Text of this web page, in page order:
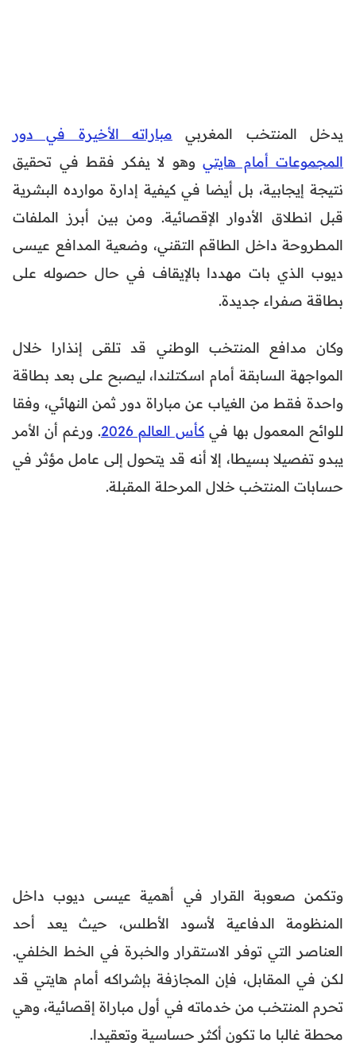
يدخل المنتخب المغربي مباراته الأخيرة في دور
المجموعات أمام هايتي وهو لا يفكر فقط في تحقيق
نتيجة إيجابية، بل أيضا في كيفية إدارة موارده البشرية
قبل انطلاق الأدوار الإقصائية. ومن بين أبرز الملفات
المطروحة داخل الطاقم التقني، وضعية المدافع عيسى
ديوب الذي بات مهددا بالإيقاف في حال حصوله على
بطاقة صفراء جديدة.
وكان مدافع المنتخب الوطني قد تلقى إنذارا خلال
المواجهة السابقة أمام اسكتلندا، ليصبح على بعد بطاقة
واحدة فقط من الغياب عن مباراة دور ثمن النهائي، وفقا
للوائح المعمول بها في كأس العالم 2026
. ورغم أن الأمر
يبدو تفصيلا بسيطا، إلا أنه قد يتحول إلى عامل مؤثر في
حسابات المنتخب خلال المرحلة المقبلة.
وتكمن صعوبة القرار في أهمية عيسى ديوب داخل
المنظومة الدفاعية لأسود الأطلس، حيث يعد أحد
العناصر التي توفر الاستقرار والخبرة في الخط الخلفي.
لكن في المقابل، فإن المجازفة بإشراكه أمام هايتي قد
تحرم المنتخب من خدماته في أول مباراة إقصائية، وهي
محطة غالبا ما تكون أكثر حساسية وتعقيدا.